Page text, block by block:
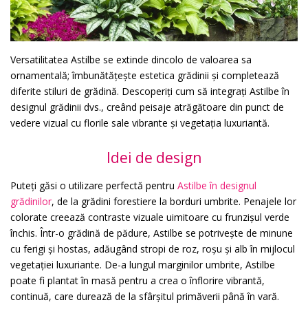
Versatilitatea Astilbe se extinde dincolo de valoarea sa
ornamentală; îmbunătățește estetica grădinii și completează
diferite stiluri de grădină. Descoperiți cum să integrați Astilbe în
designul grădinii dvs., creând peisaje atrăgătoare din punct de
vedere vizual cu florile sale vibrante și vegetația luxuriantă.
Idei de design
Puteți găsi o utilizare perfectă pentru Astilbe în designul
grădinilor, de la grădini forestiere la borduri umbrite. Penajele lor
colorate creează contraste vizuale uimitoare cu frunzișul verde
închis. Într-o grădină de pădure, Astilbe se potrivește de minune
cu ferigi și hostas, adăugând stropi de roz, roșu și alb în mijlocul
vegetației luxuriante. De-a lungul marginilor umbrite, Astilbe
poate fi plantat în masă pentru a crea o înflorire vibrantă,
continuă, care durează de la sfârșitul primăverii până în vară.